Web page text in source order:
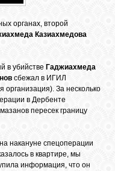
органах, второй
Казиахмедова
в убийстве Гаджиахмеда
сбежал в ИГИЛ
организация). За несколько
в Дербенте
пересек границу
накануне спецоперации
в квартире, мы
информация, что он